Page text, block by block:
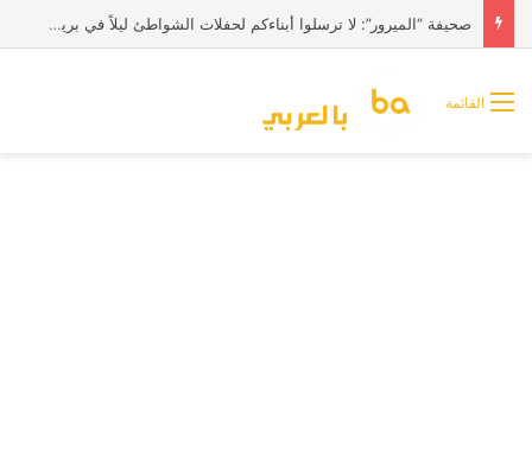
صحيفة “الميرور”: لا ترسلوا أبناءكم لحفلات الشواطئ ليلاً في بريطانيا
القائمة